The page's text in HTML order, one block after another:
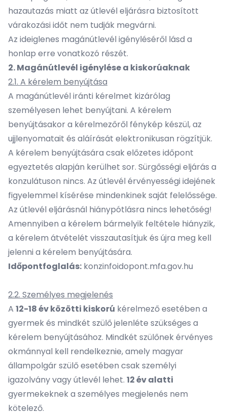
hazautazás miatt az útlevél eljárásra biztosított
várakozási időt nem tudják megvárni.
Az ideiglenes magánútlevél igényléséről lásd a
honlap erre vonatkozó részét.
2. Magánútlevél igénylése a kiskorúaknak
2.1. A kérelem benyújtása
A magánútlevél iránti kérelmet kizárólag
személyesen lehet benyújtani. A kérelem
benyújtásakor a kérelmezőről fénykép készül, az
ujjlenyomatait és aláírását elektronikusan rögzítjük.
A kérelem benyújtására csak előzetes időpont
egyeztetés alapján kerülhet sor. Sürgősségi eljárás a
konzulátuson nincs. Az útlevél érvényességi idejének
figyelemmel kísérése mindenkinek saját felelőssége.
Az útlevél eljárásnál hiánypótlásra nincs lehetőség!
Amennyiben a kérelem bármelyik feltétele hiányzik,
a kérelem átvételét visszautasítjuk és újra meg kell
jelenni a kérelem benyújtására.
Időpontfoglalás: konzinfoidopont.mfa.gov.hu
2.2. Személyes megjelenés
A 12-18 év közötti kiskorú kérelmező esetében a
gyermek és mindkét szülő jelenléte szükséges a
kérelem benyújtásához. Mindkét szülőnek érvényes
okmánnyal kell rendelkeznie, amely magyar
állampolgár szülő esetében csak személyi
igazolvány vagy útlevél lehet. 12 év alatti
gyermekeknek a személyes megjelenés nem
kötelező.